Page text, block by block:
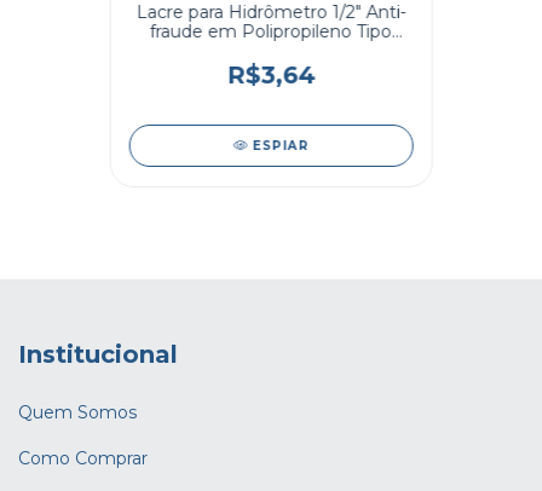
Lacre para Hidrômetro 1/2" Anti-
fraude em Polipropileno Tipo
R$3,64
ESPIAR
Institucional
Quem Somos
Como Comprar